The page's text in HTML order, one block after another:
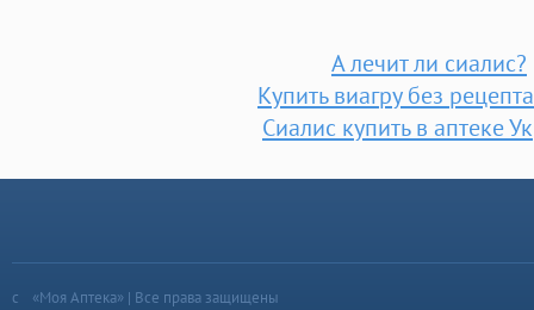
А лечит ли сиалис?
Купить виагру без
Сиалис купить в аптеке
«Моя Аптека» | Все права защищены